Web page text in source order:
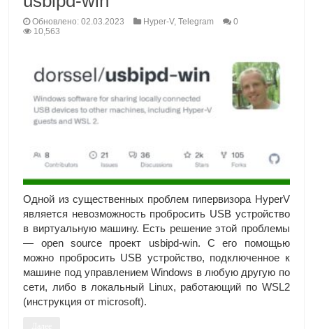
Обновлено: 02.03.2023 Hyper-V,Telegram
0
10,563
Одной из существенных проблем гипервизора HyperV
является невозможность пробросить USB устройство
в виртуальную машину. Есть решение этой проблемы
— open source проект usbipd-win. С его помощью
можно пробросить USB устройство, подключенное к
машине под управлением Windows в любую другую по
сети, либо в локальный Linux, работающий по WSL2
(инструкция от microsoft).